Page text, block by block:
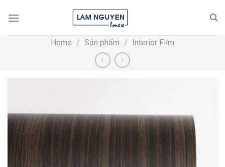
Home / Sản phẩm / Interior Film